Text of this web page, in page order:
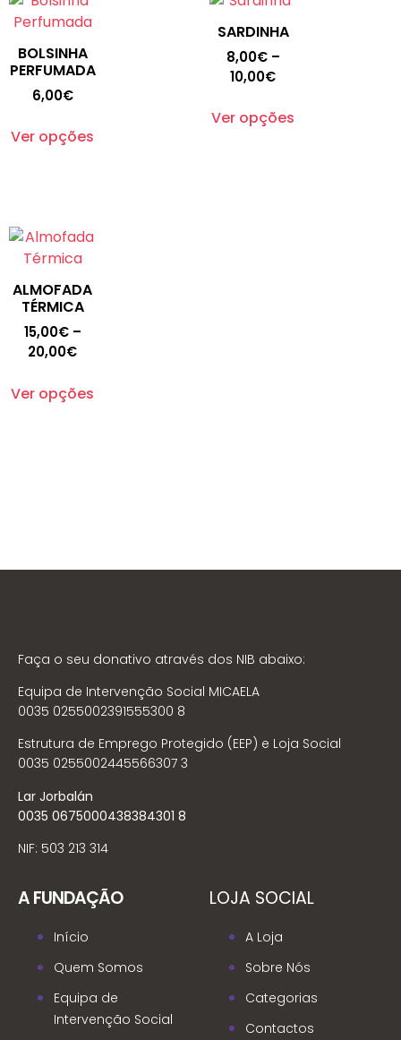
BOLSINHA
PERFUMADA
6,00€
Ver opções
SARDINHA
8,00€ –
10,00€
Ver opções
ALMOFADA
TÉRMICA
15,00€ –
20,00€
Ver opções
Faça o seu donativo através dos NIB abaixo:
Equipa de Intervenção Social MICAELA
0035 0255002391555300 8
Estrutura de Emprego Protegido (EEP) e Loja Social
0035 0255002445566307 3
Lar Jorbalán
0035 0675000438384301 8
NIF: 503 213 314
A FUNDAÇÃO
Início
Quem Somos
Equipa de
Intervenção Social
LOJA SOCIAL
A Loja
Sobre Nós
Categorias
Contactos